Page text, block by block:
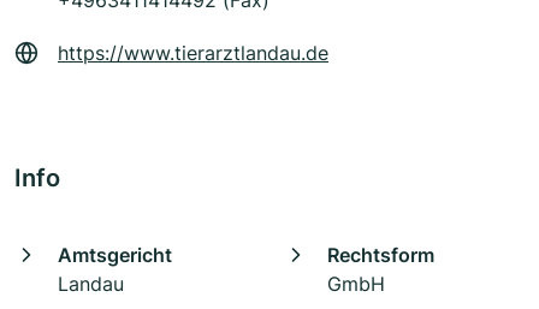
https://www.tierarztlandau.de
Info
Amtsgericht
Landau
Rechtsform
GmbH